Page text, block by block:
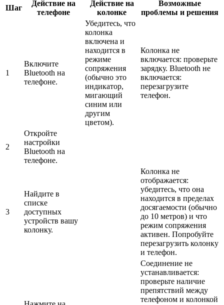
Шаг
Действие на
телефоне
Действие на
колонке
Возможные
проблемы и решения
1
Включите
Bluetooth на
телефоне.
Убедитесь, что
колонка
включена и
находится в
режиме
сопряжения
(обычно это
индикатор,
мигающий
синим или
другим
цветом).
Колонка не
включается: проверьте
зарядку. Bluetooth не
включается:
перезагрузите
телефон.
2
Откройте
настройки
Bluetooth на
телефоне.
3
Найдите в
списке
доступных
устройств вашу
колонку.
Колонка не
отображается:
убедитесь, что она
находится в пределах
досягаемости (обычно
до 10 метров) и что
режим сопряжения
активен. Попробуйте
перезагрузить колонку
и телефон.
Соединение не
устанавливается:
проверьте наличие
препятствий между
телефоном и колонкой